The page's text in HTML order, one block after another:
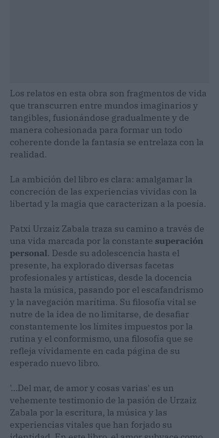
Los relatos en esta obra son fragmentos de vida
que transcurren entre mundos imaginarios y
tangibles, fusionándose gradualmente y de
manera cohesionada para formar un todo
coherente donde la fantasía se entrelaza con la
realidad.
La ambición del libro es clara: amalgamar la
concreción de las experiencias vividas con la
libertad y la magia que caracterizan a la poesía.
Patxi Urzaiz Zabala traza su camino a través de
una vida marcada por la constante superación
personal. Desde su adolescencia hasta el
presente, ha explorado diversas facetas
profesionales y artísticas, desde la docencia
hasta la música, pasando por el escafandrismo
y la navegación marítima. Su filosofía vital se
nutre de la idea de no limitarse, de desafiar
constantemente los límites impuestos por la
rutina y el conformismo, una filosofía que se
refleja vívidamente en cada página de su
esperado nuevo libro.
'…Del mar, de amor y cosas varias' es un
vehemente testimonio de la pasión de Urzaiz
Zabala por la escritura, la música y las
experiencias vitales que han forjado su